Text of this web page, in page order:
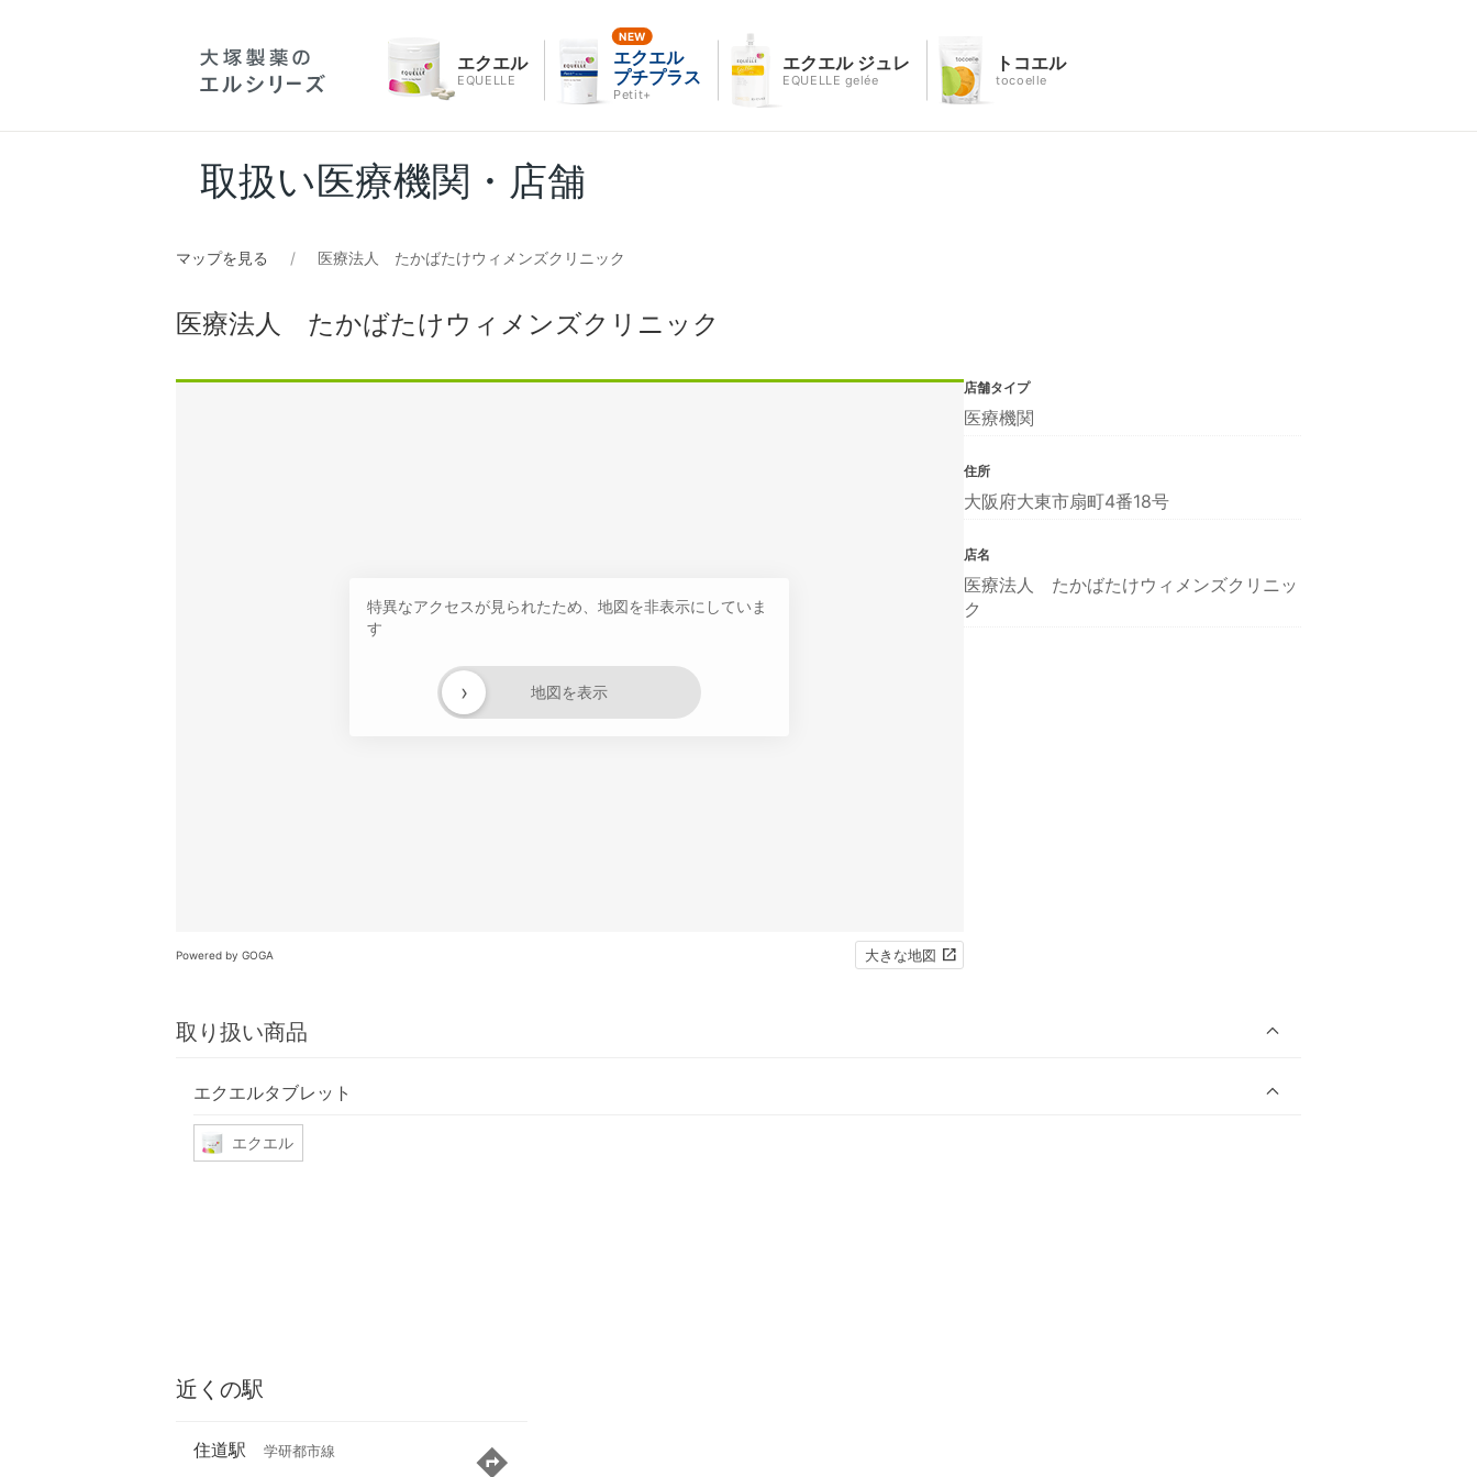
エクエル
EQUELLE
エクエル
プチプラス
Petit+
エクエル ジュレ
EQUELLE gelée
トコエル
tocoelle
取扱い医療機関・店舗
マップを見る 医療法人 たかばたけウィメンズクリニック
医療法人 たかばたけウィメンズクリニック
特異なアクセスが見られたため、地図を非表示にしていま
す
地図を表示
›
Powered by GOGA 大きな地図
取り扱い商品
エクエルタブレット
エクエル
店舗タイプ
医療機関
住所
大阪府大東市扇町4番18号
店名
医療法人 たかばたけウィメンズクリニッ
ク
近くの駅
住道駅 学研都市線